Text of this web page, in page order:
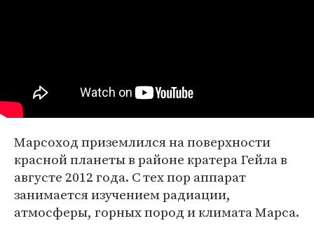
Марсоход приземлился на поверхности
красной планеты в районе кратера Гейла в
августе 2012 года. С тех пор аппарат
занимается изучением радиации,
атмосферы, горных пород и климата Марса.